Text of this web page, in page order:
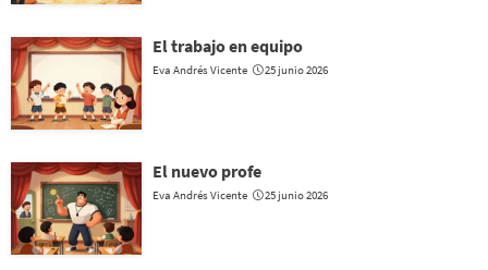
El trabajo en equipo
Eva Andrés Vicente 25 junio 2026
El nuevo profe
Eva Andrés Vicente 25 junio 2026